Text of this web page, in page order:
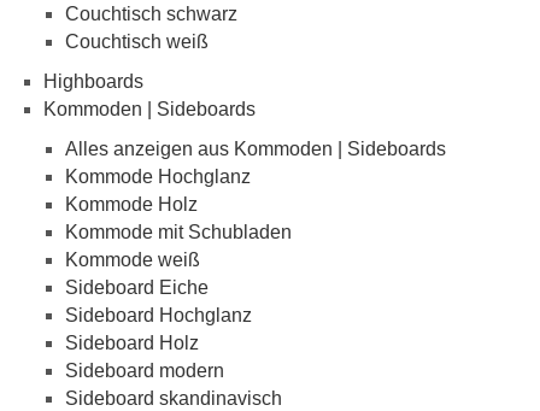
Couchtisch schwarz
Couchtisch weiß
Highboards
Kommoden | Sideboards
Alles anzeigen aus Kommoden | Sideboards
Kommode Hochglanz
Kommode Holz
Kommode mit Schubladen
Kommode weiß
Sideboard Eiche
Sideboard Hochglanz
Sideboard Holz
Sideboard modern
Sideboard skandinavisch